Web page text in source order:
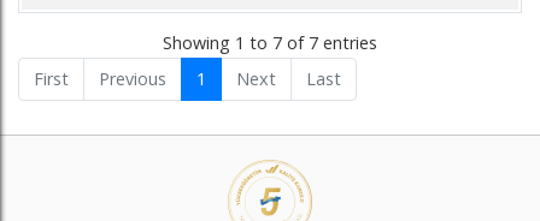
Showing 1 to 7 of 7 entries
First
Previous 1 Next Last